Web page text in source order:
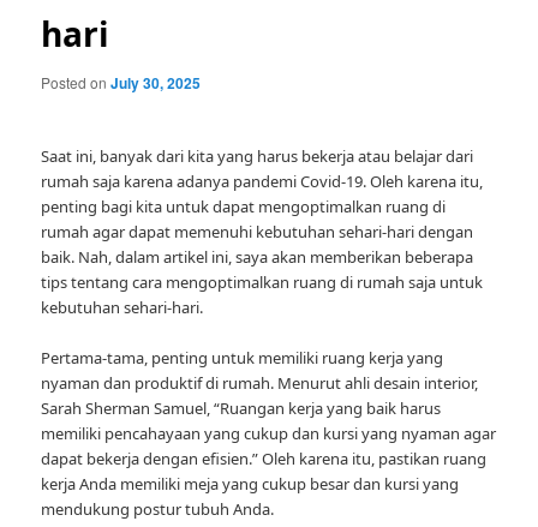
hari
Posted onJuly 30, 2025
Saat ini, banyak dari kita yang harus bekerja atau belajar dari
rumah saja karena adanya pandemi Covid-19. Oleh karena itu,
penting bagi kita untuk dapat mengoptimalkan ruang di
rumah agar dapat memenuhi kebutuhan sehari-hari dengan
baik. Nah, dalam artikel ini, saya akan memberikan beberapa
tips tentang cara mengoptimalkan ruang di rumah saja untuk
kebutuhan sehari-hari.
Pertama-tama, penting untuk memiliki ruang kerja yang
nyaman dan produktif di rumah. Menurut ahli desain interior,
Sarah Sherman Samuel, “Ruangan kerja yang baik harus
memiliki pencahayaan yang cukup dan kursi yang nyaman agar
dapat bekerja dengan efisien.” Oleh karena itu, pastikan ruang
kerja Anda memiliki meja yang cukup besar dan kursi yang
mendukung postur tubuh Anda.